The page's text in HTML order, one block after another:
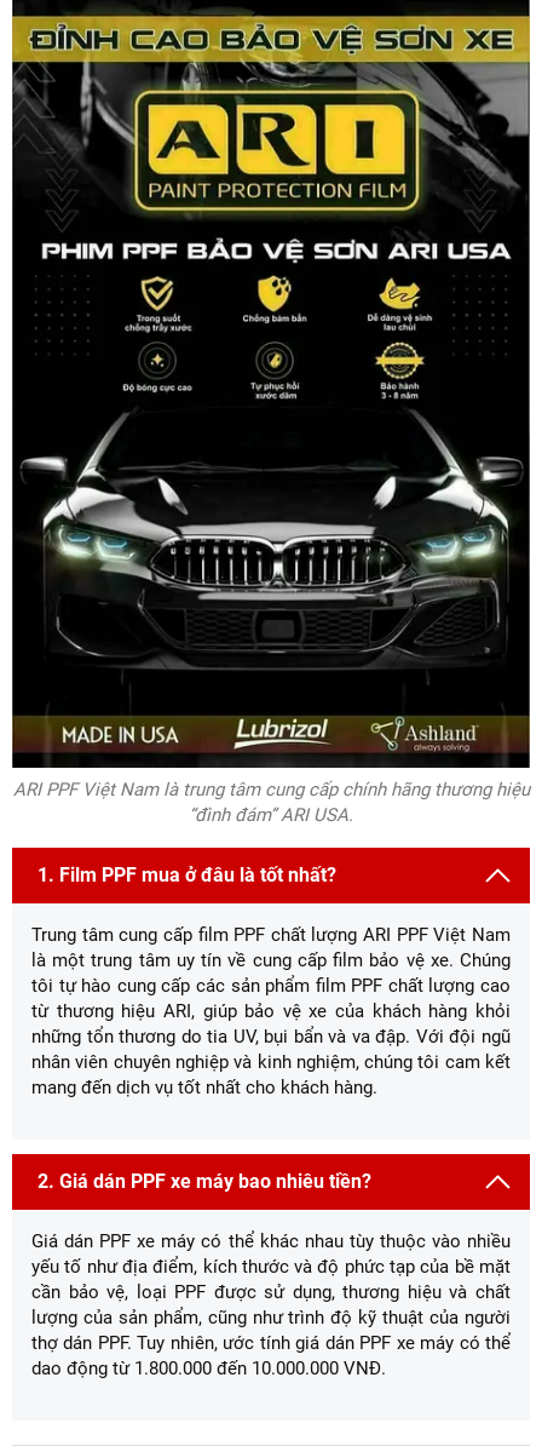
ARI PPF Việt Nam là trung tâm cung cấp chính hãng thương hiệu
“đình đám” ARI USA.
1. Film PPF mua ở đâu là tốt nhất?
Trung tâm cung cấp film PPF chất lượng ARI PPF Việt Nam
là một trung tâm uy tín về cung cấp film bảo vệ xe. Chúng
tôi tự hào cung cấp các sản phẩm film PPF chất lượng cao
từ thương hiệu ARI, giúp bảo vệ xe của khách hàng khỏi
những tổn thương do tia UV, bụi bẩn và va đập. Với đội ngũ
nhân viên chuyên nghiệp và kinh nghiệm, chúng tôi cam kết
mang đến dịch vụ tốt nhất cho khách hàng.
2. Giá dán PPF xe máy bao nhiêu tiền?
Giá dán PPF xe máy có thể khác nhau tùy thuộc vào nhiều
yếu tố như địa điểm, kích thước và độ phức tạp của bề mặt
cần bảo vệ, loại PPF được sử dụng, thương hiệu và chất
lượng của sản phẩm, cũng như trình độ kỹ thuật của người
thợ dán PPF. Tuy nhiên, ước tính giá dán PPF xe máy có thể
dao động từ 1.800.000 đến 10.000.000 VNĐ.